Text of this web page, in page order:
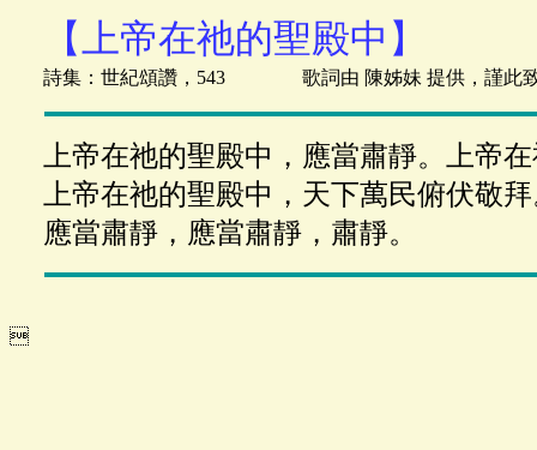
【上帝在祂的聖殿中】
詩集：世紀頌讚，543 歌詞由 陳姊妹 提供，謹此
上帝在祂的聖殿中，應當肅靜。上帝
上帝在祂的聖殿中，天下萬民俯伏敬
應當肅靜，應當肅靜，肅靜。
